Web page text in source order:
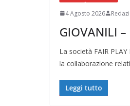
4 Agosto 2026
GIOVANILI
La società FAIR
la collaborazione
Leggi tutto